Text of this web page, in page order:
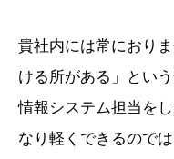
貴社内には常におり
ける所がある」とい
情報システム担当を
なり軽くできるので